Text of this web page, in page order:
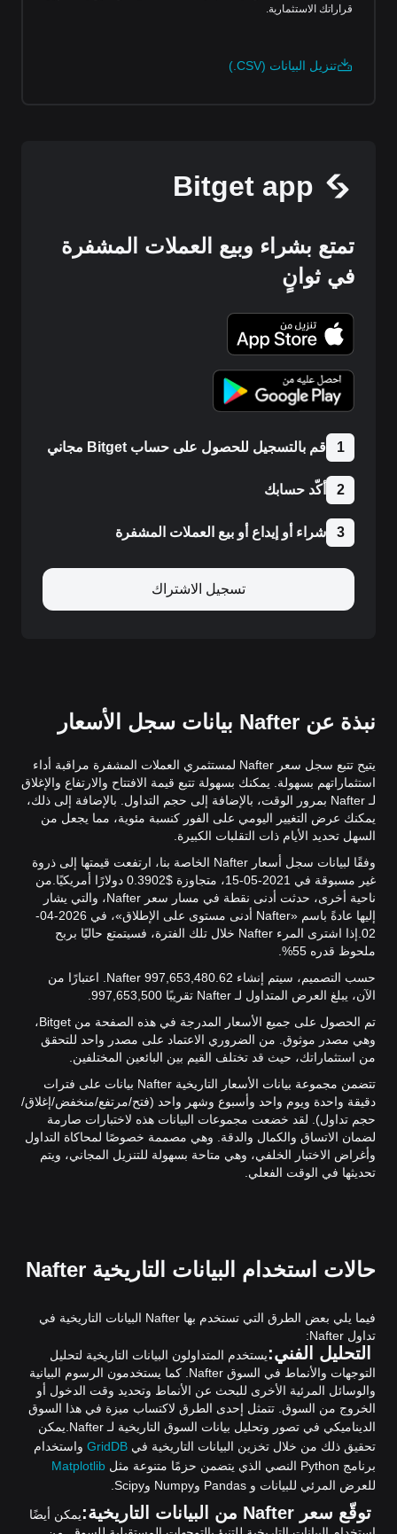
قراراتك الاستثمارية.
تنزيل البيانات (CSV.)
Bitget app
تمتع بشراء وبيع العملات المشفرة
في ثوانٍ
1 قم بالتسجيل للحصول على حساب Bitget مجاني
2 أكّد حسابك
3 شراء أو إيداع أو بيع العملات المشفرة
تسجيل الاشتراك
نبذة عن Nafter بيانات سجل الأسعار
يتيح تتبع سجل سعر Nafter لمستثمري العملات المشفرة مراقبة أداء
استثماراتهم بسهولة. يمكنك بسهولة تتبع قيمة الافتتاح والارتفاع والإغلاق
لـ Nafter بمرور الوقت، بالإضافة إلى حجم التداول. بالإضافة إلى ذلك،
يمكنك عرض التغيير اليومي على الفور كنسبة مئوية، مما يجعل من
السهل تحديد الأيام ذات التقلبات الكبيرة.
وفقًا لبيانات سجل أسعار Nafter الخاصة بنا، ارتفعت قيمتها إلى ذروة
غير مسبوقة في 2021-05-15، متجاوزة $0.3902 دولارًا أمريكيًا.
من
ناحية أخرى، حدثت أدنى نقطة في مسار سعر Nafter، والتي يشار
إليها عادةً باسم «Nafter أدنى مستوى على الإطلاق»، في 2026-04-
02.
إذا اشترى المرء Nafter خلال تلك الفترة، فسيتمتع حاليًا بربح
ملحوظ قدره 55%.
حسب التصميم، سيتم إنشاء 997,653,480.62 Nafter. اعتبارًا من
الآن، يبلغ العرض المتداول لـ Nafter تقريبًا 997,653,500.
تم الحصول على جميع الأسعار المدرجة في هذه الصفحة من Bitget،
وهي مصدر موثوق. من الضروري الاعتماد على مصدر واحد للتحقق
من استثماراتك، حيث قد تختلف القيم بين البائعين المختلفين.
تتضمن مجموعة بيانات الأسعار التاريخية Nafter بيانات على فترات
دقيقة واحدة ويوم واحد وأسبوع وشهر واحد (فتح/مرتفع/منخفض/إغلاق/
حجم تداول). لقد خضعت مجموعات البيانات هذه لاختبارات صارمة
لضمان الاتساق والكمال والدقة. وهي مصممة خصوصًا لمحاكاة التداول
وأغراض الاختبار الخلفي، وهي متاحة بسهولة للتنزيل المجاني، ويتم
تحديثها في الوقت الفعلي.
حالات استخدام البيانات التاريخية Nafter
فيما يلي بعض الطرق التي تستخدم بها Nafter البيانات التاريخية في
تداول Nafter:
التحليل الفني:يستخدم المتداولون البيانات التاريخية لتحليل
التوجهات والأنماط في السوق Nafter. كما يستخدمون الرسوم البيانية
والوسائل المرئية الأخرى للبحث عن الأنماط وتحديد وقت الدخول أو
الخروج من السوق. تتمثل إحدى الطرق لاكتساب ميزة في هذا السوق
الديناميكي في تصور وتحليل بيانات السوق التاريخية لـ Nafter.
يمكن
تحقيق ذلك من خلال تخزين البيانات التاريخية في GridDB واستخدام
برنامج Python النصي الذي يتضمن حزمًا متنوعة مثل
Matplotlib
للعرض المرئي للبيانات و Pandas وNumpy وScipy.
توقّع سعر Nafter من البيانات التاريخية:
يمكن أيضًا